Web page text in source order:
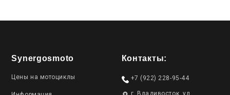
Synergosmoto
Цены на мотоциклы
Контакты:
+7 (922) 228-95-44
г. Владивосток, ул.